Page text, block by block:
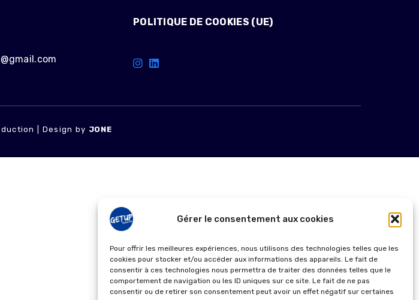
Gérer le consentement aux cookies
Pour offrir les meilleures expériences, nous utilisons des technologies telles que les
cookies pour stocker et/ou accéder aux informations des appareils. Le fait de
consentir à ces technologies nous permettra de traiter des données telles que le
comportement de navigation ou les ID uniques sur ce site. Le fait de ne pas
consentir ou de retirer son consentement peut avoir un effet négatif sur certaines
POLITIQUE DE COOKIES (UE)
| Design by JONE